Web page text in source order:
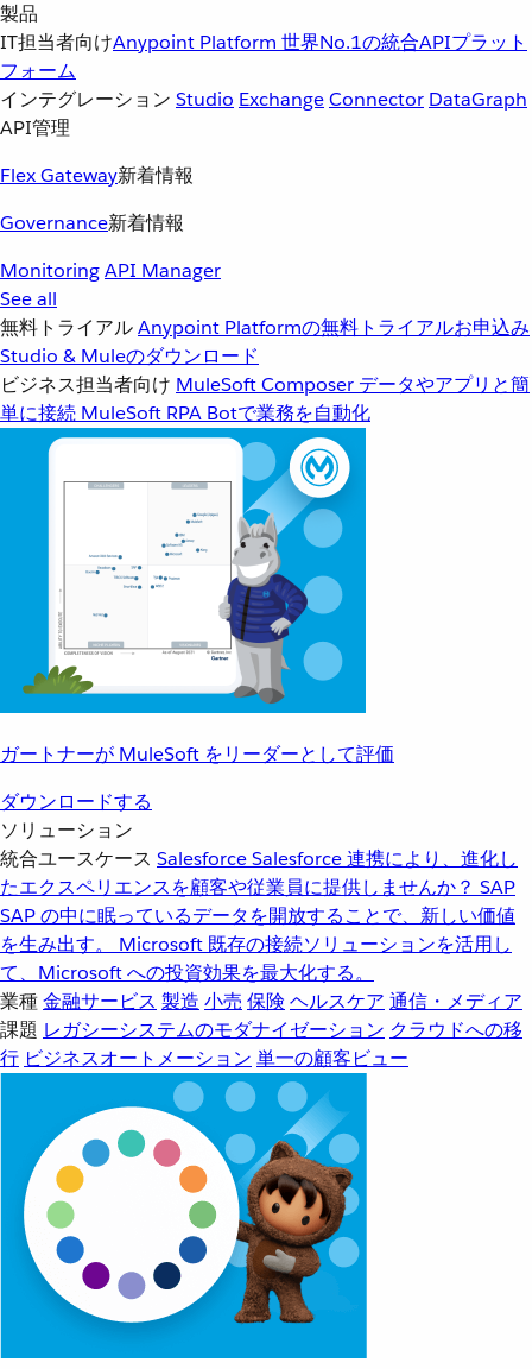
製品
IT担当者向けAnypoint Platform 世界No.1の統合APIプラット
フォーム
インテグレーション Studio ExchangeConnector DataGraph
API管理
Flex Gateway新着情報
Governance新着情報
MonitoringAPI Manager
See all
無料トライアルAnypoint Platformの無料トライアルお申込み
Studio & Muleのダウンロード
ビジネス担当者向け MuleSoft Composer データやアプリと簡
単に接続 MuleSoft RPA Botで業務を自動化
ガートナーが MuleSoft をリーダーとして評価
ダウンロードする
ソリューション
統合ユースケース SalesforceSalesforce 連携により、進化し
たエクスペリエンスを顧客や従業員に提供しませんか？ SAP
SAP の中に眠っているデータを開放することで、新しい価値
を生み出す。
Microsoft 既存の接続ソリューションを活用し
て、Microsoft への投資効果を最大化する。
業種金融サービス 製造 小売 保険 ヘルスケア 通信・メディア
課題 レガシーシステムのモダナイゼーション クラウドへの移
行 ビジネスオートメーション 単一の顧客ビュー